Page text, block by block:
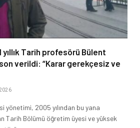
Tarih profesörü Bülent
verildi: “Karar gerekçesiz ve
yönetimi, 2005 yılından bu yana
Tarih Bölümü öğretim üyesi ve yüksek